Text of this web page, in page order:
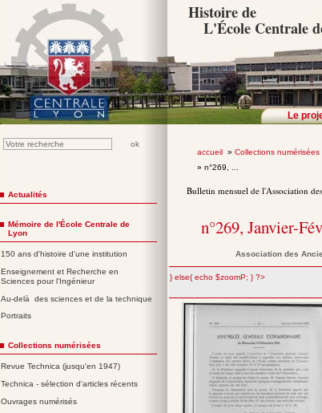
Histoire de
L'École Centrale
Le
accueil» Collections numérisées
» n°269, ...
Bulletin mensuel de l'Association
n°269, Janvier-
Association des
";} else{ echo $zoomP; } ?>
Actualités
Mémoire de l'École Centrale de
Lyon
150 ans d'histoire d'une institution
Enseignement et Recherche en
Sciences pour l'Ingénieur
Au-delà des sciences et de la technique
Portraits
Collections numérisées
Revue Technica (jusqu'en 1947)
Technica - sélection d'articles récents
Ouvrages numérisés